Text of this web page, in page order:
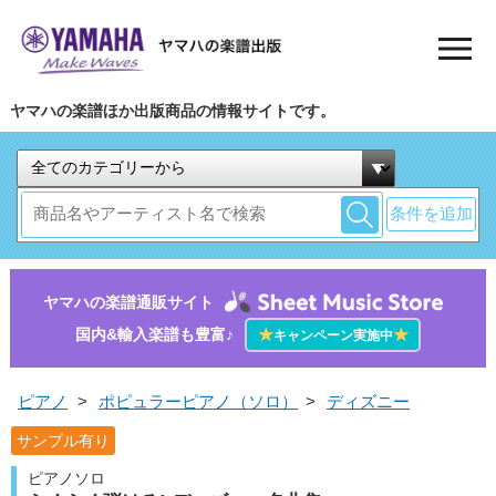
ヤマハの楽譜ほか出版商品の情報サイトです。
条件を追加
ヤマハの楽譜通販サイト
国内&輸入楽譜も豊富♪
★キャンペーン実施中★
ピアノ > ポピュラーピアノ（ソロ） > ディズニー
サンプル有り
ピアノソロ